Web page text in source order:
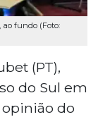
fundo (Foto:
(PT),
do Sul em
do